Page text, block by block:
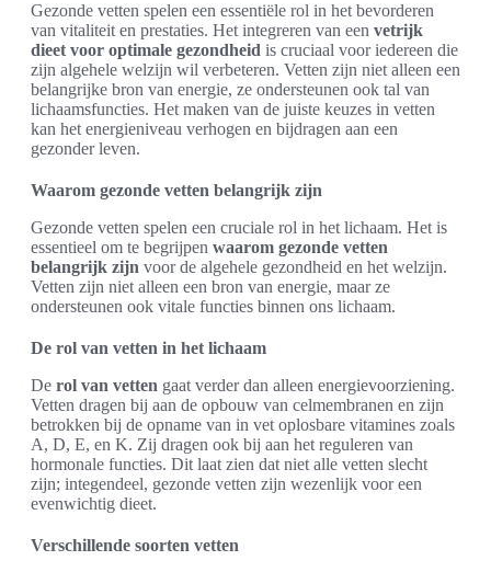
Gezonde vetten spelen een essentiële rol in het bevorderen
van vitaliteit en prestaties. Het integreren van een vetrijk
dieet voor optimale gezondheid is cruciaal voor iedereen die
zijn algehele welzijn wil verbeteren. Vetten zijn niet alleen een
belangrijke bron van energie, ze ondersteunen ook tal van
lichaamsfuncties. Het maken van de juiste keuzes in vetten
kan het energieniveau verhogen en bijdragen aan een
gezonder leven.
Waarom gezonde vetten belangrijk zijn
Gezonde vetten spelen een cruciale rol in het lichaam. Het is
essentieel om te begrijpen waarom gezonde vetten
belangrijk zijn voor de algehele gezondheid en het welzijn.
Vetten zijn niet alleen een bron van energie, maar ze
ondersteunen ook vitale functies binnen ons lichaam.
De rol van vetten in het lichaam
De rol van vetten gaat verder dan alleen energievoorziening.
Vetten dragen bij aan de opbouw van celmembranen en zijn
betrokken bij de opname van in vet oplosbare vitamines zoals
A, D, E, en K. Zij dragen ook bij aan het reguleren van
hormonale functies. Dit laat zien dat niet alle vetten slecht
zijn; integendeel, gezonde vetten zijn wezenlijk voor een
evenwichtig dieet.
Verschillende soorten vetten